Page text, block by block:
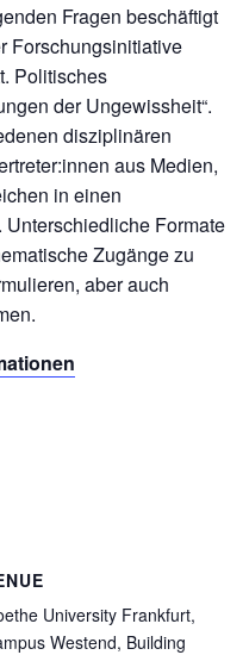
Fragen beschäftigt
Forschungsinitiative
Politisches
der Ungewissheit“.
disziplinären
aus Medien,
in einen
Formate
Zugänge zu
aber auch
University Frankfurt,
Westend, Building